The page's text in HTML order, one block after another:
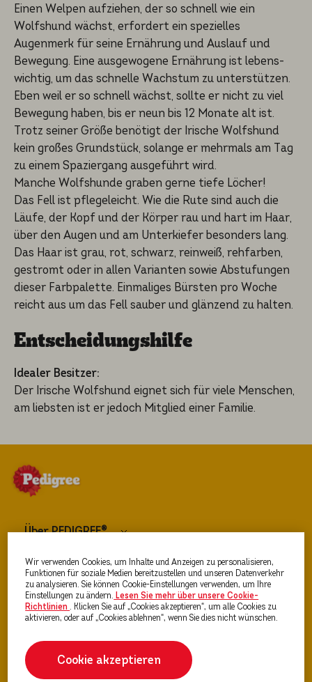
Einen Welpen aufzie­hen, der so schnell wie ein
Wolfshund wächst, erfordert ein speziel­les
Augenmerk für seine Ernährung und Auslauf und
Bewegung. Eine ausgewo­ge­ne Ernährung ist lebens­
wich­tig, um das schnel­le Wachstum zu unterstüt­zen.
Eben weil er so schnell wächst, sollte er nicht zu viel
Bewegung haben, bis er neun bis 12 Monate alt ist.
Trotz seiner Größe benötigt der Irische Wolfshund
kein großes Grundstück, solange er mehrmals am Tag
zu einem Spazier­gang ausgeführt wird.
Manche Wolfshun­de graben gerne tiefe Löcher!
Das Fell ist pflege­leicht. Wie die Rute sind auch die
Läufe, der Kopf und der Körper rau und hart im Haar,
über den Augen und am Unterkie­fer besonders lang.
Das Haar ist grau, rot, schwarz, reinweiß, rehfar­ben,
gestromt oder in allen Varian­ten sowie Abstufun­gen
dieser Farbpa­let­te. Einmali­ges Bürsten pro Woche
reicht aus um das Fell sauber und glänzend zu halten.
Entschei­dungs­hil­fe
Idealer Besitzer:
Der Irische Wolfshund eignet sich für viele Menschen,
am liebsten ist er jedoch Mitglied einer Familie.
Über PEDIGREE®
Hundefutter
Ratgeber Hunde & Welpen
Wir verwenden Cookies, um Inhalte und Anzeigen zu personalisieren,
Funktionen für soziale Medien bereitzustellen und unseren Datenverkehr
zu analysieren. Sie können Cookie-Einstellungen verwenden, um Ihre
Einstellungen zu ändern. Lesen Sie mehr über unsere Cookie-
Richtlinien(opens in a new tab)
. Klicken Sie auf „Cookies akzeptieren“, um alle Cookies zu
aktivieren, oder auf „Cookies ablehnen“, wenn Sie dies nicht wünschen.
Cookie akzeptieren